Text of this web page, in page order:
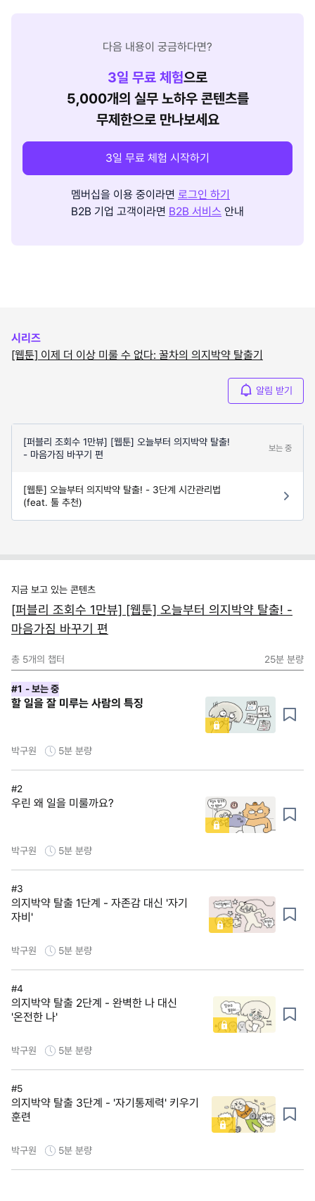
다음 내용이 궁금하다면?
3일 무료 체험으로
5,000개의 실무 노하우 콘텐츠를
무제한으로 만나보세요
3일 무료 체험 시작하기
멤버십을 이용 중이라면 로그인 하기
B2B 기업 고객이라면 B2B 서비스 안내
시리즈
[웹툰] 이제 더 이상 미룰 수 없다: 꿀차의 의지박약 탈출기
알림 받기
[퍼블리 조회수 1만뷰] [웹툰] 오늘부터 의지박약 탈출!
- 마음가짐 바꾸기 편
보는 중
[웹툰] 오늘부터 의지박약 탈출! - 3단계 시간관리법
(feat. 툴 추천)
지금 보고 있는 콘텐츠
[퍼블리 조회수 1만뷰] [웹툰] 오늘부터 의지박약 탈출! -
마음가짐 바꾸기 편
총 5개의 챕터 25분 분량
#1 - 보는 중
할 일을 잘 미루는 사람의 특징
박구원 5분 분량
#2
우린 왜 일을 미룰까요?
박구원 5분 분량
#3
의지박약 탈출 1단계 - 자존감 대신 '자기
자비'
박구원 5분 분량
#4
의지박약 탈출 2단계 - 완벽한 나 대신
'온전한 나'
박구원 5분 분량
#5
의지박약 탈출 3단계 - '자기통제력' 키우기
훈련
박구원 5분 분량